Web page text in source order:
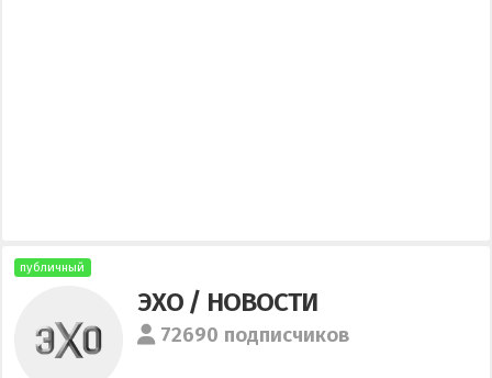
публичный
ЭХО / НОВОСТИ
72690 подписчиков